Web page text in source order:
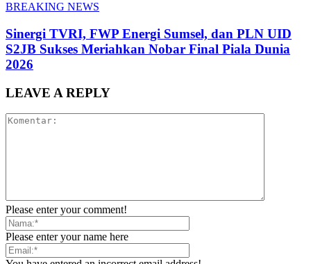
BREAKING NEWS
Sinergi TVRI, FWP Energi Sumsel, dan PLN UID
S2JB Sukses Meriahkan Nobar Final Piala Dunia
2026
LEAVE A REPLY
Please enter your comment!
Please enter your name here